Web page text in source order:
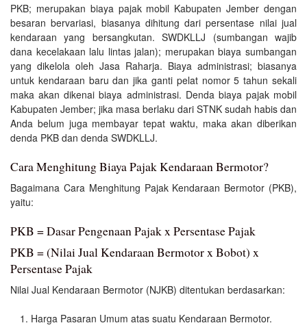
PKB; merupakan biaya pajak mobil Kabupaten Jember dengan
besaran bervariasi, biasanya dihitung dari persentase nilai jual
kendaraan yang bersangkutan. SWDKLLJ (sumbangan wajib
dana kecelakaan lalu lintas jalan); merupakan biaya sumbangan
yang dikelola oleh Jasa Raharja. Biaya administrasi; biasanya
untuk kendaraan baru dan jika ganti pelat nomor 5 tahun sekali
maka akan dikenai biaya administrasi. Denda biaya pajak mobil
Kabupaten Jember; jika masa berlaku dari STNK sudah habis dan
Anda belum juga membayar tepat waktu, maka akan diberikan
denda PKB dan denda SWDKLLJ.
Cara Menghitung Biaya Pajak Kendaraan Bermotor?
Bagaimana Cara Menghitung Pajak Kendaraan Bermotor (PKB),
yaitu:
PKB = Dasar Pengenaan Pajak x Persentase Pajak
PKB = (Nilai Jual Kendaraan Bermotor x Bobot) x
Persentase Pajak
Nilai Jual Kendaraan Bermotor (NJKB) ditentukan berdasarkan:
Harga Pasaran Umum atas suatu Kendaraan Bermotor.